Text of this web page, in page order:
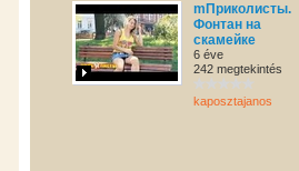
mПриколисты.
Фонтан на
скамейке
6 éve
242 megtekintés
kaposztajanos